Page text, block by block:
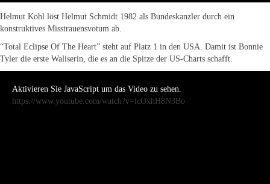
Helmut Kohl löst Helmut Schmidt 1982 als Bundeskanzler durch ein
konstruktives Misstrauensvotum ab.
“Total Eclipse Of The Heart” steht auf Platz 1 in den USA. Damit ist Bonnie
Tyler die erste Waliserin, die es an die Spitze der US-Charts schafft.
Aktivieren Sie JavaScript um das Video zu sehen.
https://www.youtube.com/watch?v=lcOxhH8N3Bo